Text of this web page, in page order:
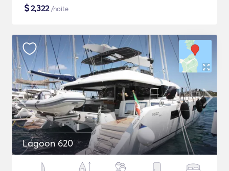
$2,322/noite
Lagoon 620